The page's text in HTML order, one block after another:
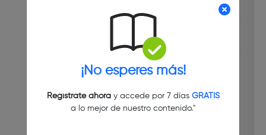
¡No esperes más!
Regístrate ahoray accede por 7 días GRATIS
a lo mejor de nuestro contenido."